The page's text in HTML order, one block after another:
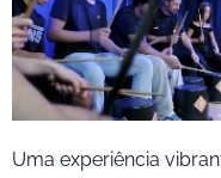
Uma experiência